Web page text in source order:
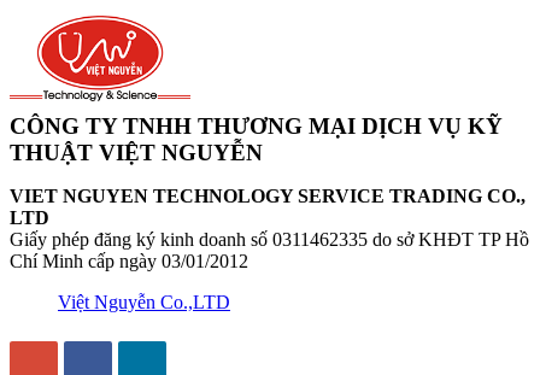
CÔNG TY TNHH THƯƠNG MẠI DỊCH VỤ KỸ
THUẬT VIỆT NGUYỄN
VIET NGUYEN TECHNOLOGY SERVICE TRADING CO.,
LTD
Giấy phép đăng ký kinh doanh số 0311462335 do sở KHĐT TP Hồ
Chí Minh cấp ngày 03/01/2012
Việt Nguyễn Co.,LTD